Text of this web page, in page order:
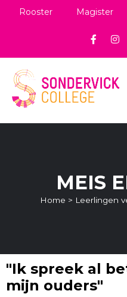
Rooster Magister
MEIS
Home > Leerlingen
"Ik spreek al
mijn ouders"